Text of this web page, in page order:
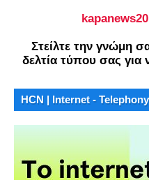
Στείλτε την γνώμη
δελτία τύπου σας
HCN | Internet - Telephony